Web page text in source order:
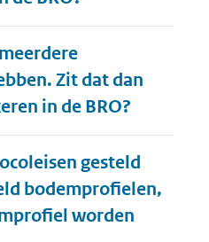
Zit dat dan
in de BRO?
gesteld
bodemprofielen,
worden